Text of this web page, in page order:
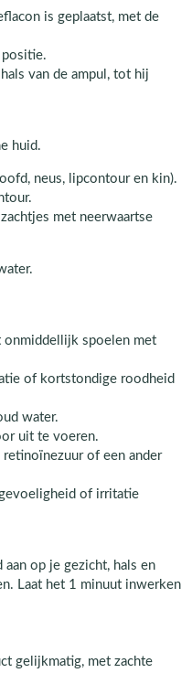
is geplaatst, met de
positie.
van de ampul, tot hij
huid.
neus, lipcontour en kin).
met neerwaartse
onmiddellijk spoelen met
of kortstondige roodheid
water.
uit te voeren.
of een ander
of irritatie
op je gezicht, hals en
Laat het 1 minuut inwerken
gelijkmatig, met zachte